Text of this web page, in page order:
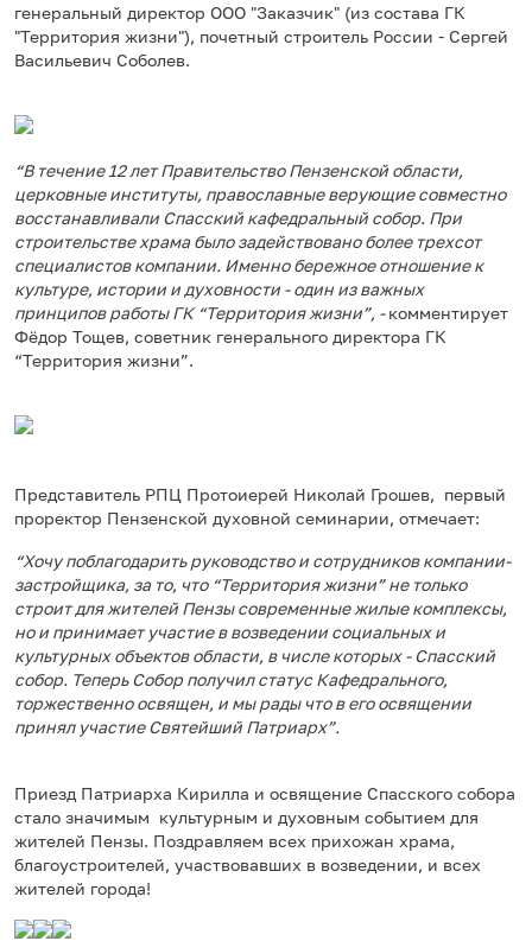
генеральный директор ООО "Заказчик" (из состава ГК
"Территория жизни"), почетный строитель России - Сергей
Васильевич Соболев.
“В течение 12 лет Правительство Пензенской области,
церковные институты, православные верующие совместно
восстанавливали Спасский кафедральный собор. При
строительстве храма было задействовано более трехсот
специалистов компании. Именно бережное отношение к
культуре, истории и духовности - один из важных
принципов работы ГК “Территория жизни”, -комментирует
Фёдор Тощев, советник генерального директора ГК
“Территория жизни”.
Представитель РПЦ Протоиерей Николай Грошев, первый
проректор Пензенской духовной семинарии, отмечает:
“Хочу поблагодарить руководство и сотрудников компании-
застройщика, за то, что “Территория жизни” не только
строит для жителей Пензы современные жилые комплексы,
но и принимает участие в возведении социальных и
культурных объектов области, в числе которых - Спасский
собор. Теперь Собор получил статус Кафедрального,
торжественно освящен, и мы рады что в его освящении
принял участие Святейший Патриарх”.
Приезд Патриарха Кирилла и освящение Спасского собора
стало значимым культурным и духовным событием для
жителей Пензы. Поздравляем всех прихожан храма,
благоустроителей, участвовавших в возведении, и всех
жителей города!